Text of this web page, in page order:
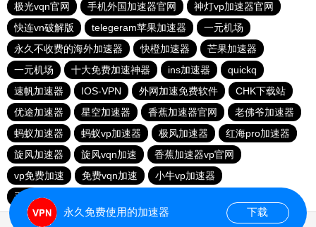
极光vqn官网
手机外国加速器官网
神灯vp加速器官网
快连vn破解版
telegeram苹果加速器
一元机场
永久不收费的海外加速器
快橙加速器
芒果加速器
一元机场
十大免费加速神器 ins加速器
quickq
速帆加速器
IOS-VPN 外网加速免费软件
CHK下载站
优途加速器
星空加速器 香蕉加速器官网
老佛爷加速器
蚂蚁加速器
蚂蚁vp加速器 极风加速器
红海pro加速器
旋风加速器
旋风vqn加速
香蕉加速器vp官网
vp免费加速
免费vqn加速
小牛vp加速器
手机外国加速器官网
永久免费使用的加速器 下载